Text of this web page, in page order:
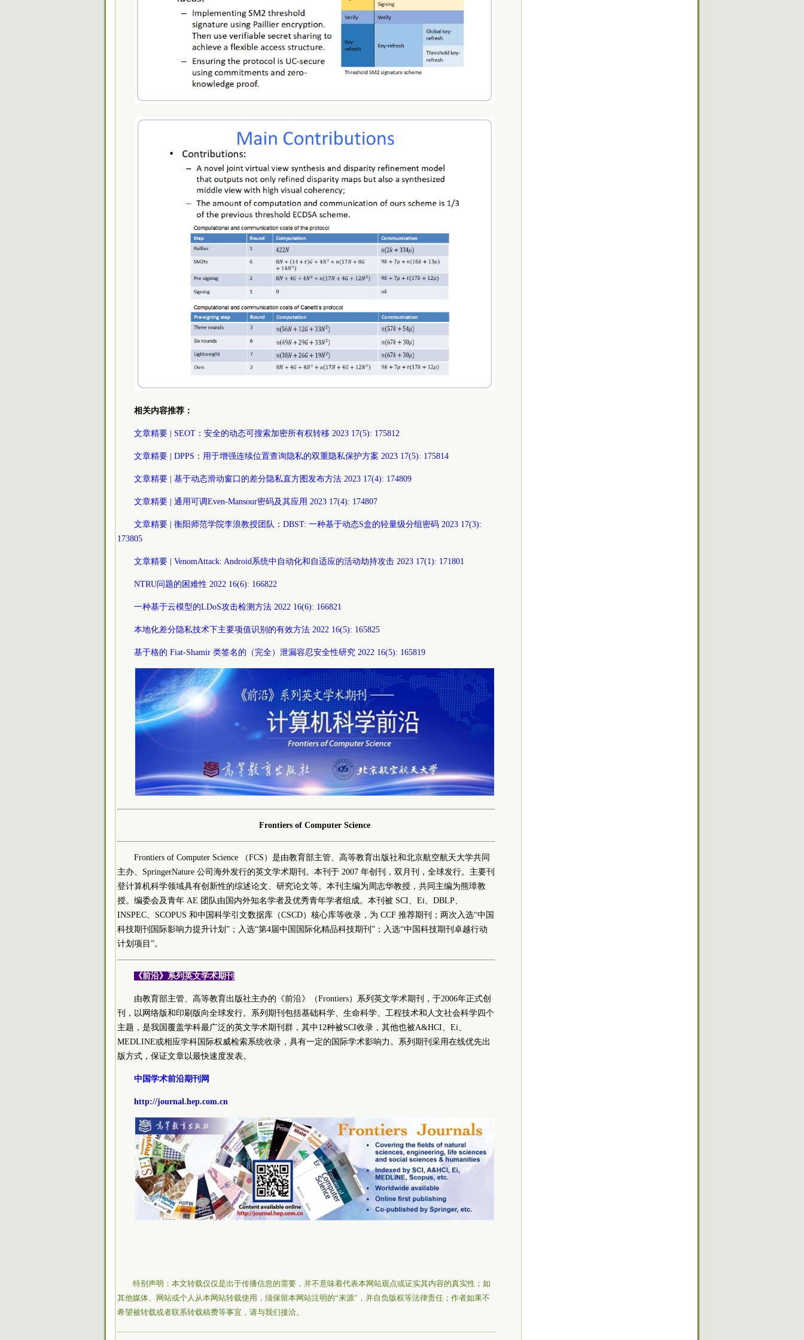
相关内容推荐：
文章精要 | SEOT：安全的动态可搜索加密所有权转移 2023 17(5): 175812
文章精要 | DPPS：用于增强连续位置查询隐私的双重隐私保护方案 2023 17(5): 175814
文章精要 | 基于动态滑动窗口的差分隐私直方图发布方法 2023 17(4): 174809
文章精要 | 通用可调Even-Mansour密码及其应用 2023 17(4): 174807
文章精要 | 衡阳师范学院李浪教授团队：DBST: 一种基于动态S盒的轻量级分组密码 2023 17(3):
173805
文章精要 | VenomAttack: Android系统中自动化和自适应的活动劫持攻击 2023 17(1): 171801
NTRU问题的困难性 2022 16(6): 166822
一种基于云模型的LDoS攻击检测方法 2022 16(6): 166821
本地化差分隐私技术下主要项值识别的有效方法 2022 16(5): 165825
基于格的 Fiat-Shamir 类签名的（完全）泄漏容忍安全性研究 2022 16(5): 165819
Frontiers of Computer Science
Frontiers of Computer Science （FCS）是由教育部主管、高等教育出版社和北京航空航天大学共同
主办、SpringerNature 公司海外发行的英文学术期刊。本刊于 2007 年创刊，双月刊，全球发行。主要刊
登计算机科学领域具有创新性的综述论文、研究论文等。本刊主编为周志华教授，共同主编为熊璋教
授。编委会及青年 AE 团队由国内外知名学者及优秀青年学者组成。本刊被 SCI、Ei、DBLP、
INSPEC、SCOPUS 和中国科学引文数据库（CSCD）核心库等收录，为 CCF 推荐期刊；两次入选“中国
科技期刊国际影响力提升计划”；入选“第4届中国国际化精品科技期刊”；入选“中国科技期刊卓越行动
计划项目”。
《前沿》系列英文学术期刊
由教育部主管、高等教育出版社主办的《前沿》（Frontiers）系列英文学术期刊，于2006年正式创
刊，以网络版和印刷版向全球发行。系列期刊包括基础科学、生命科学、工程技术和人文社会科学四个
主题，是我国覆盖学科最广泛的英文学术期刊群，其中12种被SCI收录，其他也被A&HCI、Ei、
MEDLINE或相应学科国际权威检索系统收录，具有一定的国际学术影响力。系列期刊采用在线优先出
版方式，保证文章以最快速度发表。
中国学术前沿期刊网
http://journal.hep.com.cn
特别声明：本文转载仅仅是出于传播信息的需要，并不意味着代表本网站观点或证实其内容的真实性；如
其他媒体、网站或个人从本网站转载使用，须保留本网站注明的“来源”，并自负版权等法律责任；作者如果不
希望被转载或者联系转载稿费等事宜，请与我们接洽。